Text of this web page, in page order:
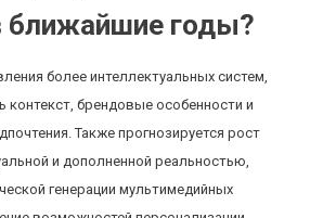
ближайшие годы?
более интеллектуальных систем,
контекст, брендовые особенности и
Также прогнозируется рост
и дополненной реальностью,
генерации мультимедийных